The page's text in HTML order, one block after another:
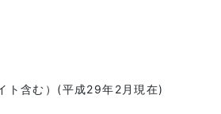
ト含む）(平成29年2月現在)